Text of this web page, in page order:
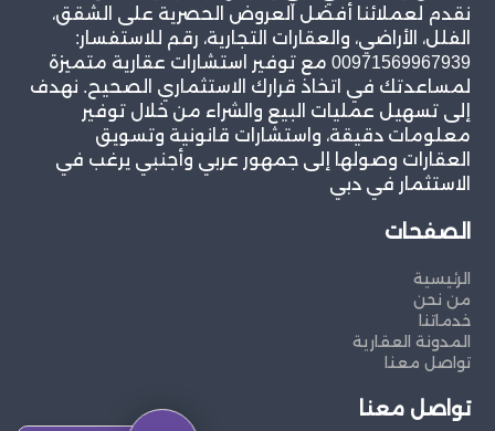
نقدم لعملائنا أفضل العروض الحصرية على الشقق،
الفلل، الأراضي، والعقارات التجارية، رقم للاستفسار:
00971569967939 مع توفير استشارات عقارية متميزة
لمساعدتك في اتخاذ قرارك الاستثماري الصحيح. نهدف
إلى تسهيل عمليات البيع والشراء من خلال توفير
معلومات دقيقة، واستشارات قانونية وتسويق
العقارات وصولها إلى جمهور عربي وأجنبي يرغب في
الاستثمار في دبي
الصفحات
الرئيسية
من نحن
خدماتنا
المدونة العقارية
تواصل معنا
تواصل معنا